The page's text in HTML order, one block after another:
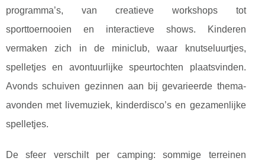
programma’s, van creatieve workshops tot
sporttoernooien en interactieve shows. Kinderen
vermaken zich in de miniclub, waar knutseluurtjes,
spelletjes en avontuurlijke speurtochten plaatsvinden.
Avonds schuiven gezinnen aan bij gevarieerde thema-
avonden met livemuziek, kinderdisco’s en gezamenlijke
spelletjes.
De sfeer verschilt per camping: sommige terreinen